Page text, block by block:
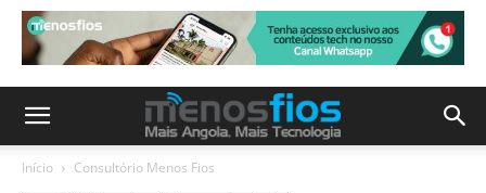
Início Consultório Menos Fios